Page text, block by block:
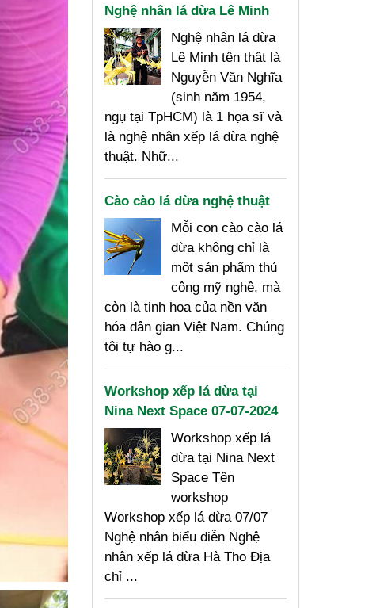
Nghệ nhân lá dừa Lê Minh
Nghệ nhân lá dừa
Lê Minh tên thật là
Nguyễn Văn Nghĩa
(sinh năm 1954,
ngụ tại TpHCM) là 1 họa sĩ và
là nghệ nhân xếp lá dừa nghệ
thuật. Nhữ...
Cào cào lá dừa nghệ thuật
Mỗi con cào cào lá
dừa không chỉ là
một sản phẩm thủ
công mỹ nghệ, mà
còn là tinh hoa của nền văn
hóa dân gian Việt Nam. Chúng
tôi tự hào g...
Workshop xếp lá dừa tại
Nina Next Space 07-07-2024
Workshop xếp lá
dừa tại Nina Next
Space Tên
workshop
Workshop xếp lá dừa 07/07
Nghệ nhân biểu diễn Nghệ
nhân xếp lá dừa Hà Tho Địa
chỉ ...